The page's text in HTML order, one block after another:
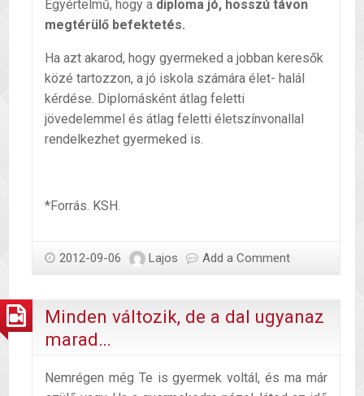
Egyértelmű, hogy a diploma jó, hosszú távon
megtérülő befektetés.
Ha azt akarod, hogy gyermeked a jobban keresők
közé tartozzon, a jó iskola számára élet- halál
kérdése. Diplomásként átlag feletti
jövedelemmel és átlag feletti életszínvonallal
rendelkezhet gyermeked is.
*Forrás. KSH.
2012-09-06 Lajos Add a Comment
Minden változik, de a dal ugyanaz
marad…
Nemrégen még Te is gyermek voltál, és ma már